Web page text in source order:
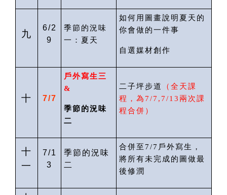
九
6/2
9
季節的況味
一：夏天
如何用圖畫說明夏天的
你會做的一件事
自選媒材創作
十 7/7
戶外寫生三
&
季節的況味
二
二子坪步道 （ 全天課
程 ，為 7/7 ,7/13 兩次課
程合併）
十
一
7/1
3
季節的況味
二
合併至 7/7 戶外寫生，
將所有未完成的圖做最
後修潤